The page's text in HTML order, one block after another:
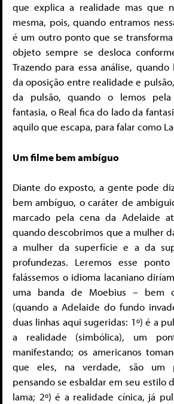
que explica a realidade mas que
mesma, pois, quando entramos
é um outro ponto que se
objeto sempre se desloca
Trazendo para essa análise,
da oposição entre realidade e
da pulsão, quando o lemos
fantasia, o Real fica do lado da
aquilo que escapa, para falar como
Um filme bem ambíguo
Diante do exposto, a gente pode
bem ambíguo, o caráter de
marcado pela cena da Adelaide
quando descobrimos que a mulher
a mulher da superfície e a da
profundezas. Leremos esse
falássemos o idioma lacaniano
uma banda de Moebius – bem
(quando a Adelaide do fundo
duas linhas aqui sugeridas: 1º) é a
a realidade (simbólica), um
manifestando; os americanos
que eles, na verdade, são um
pensando se esbaldar em seu estilo
lama; 2º) é a realidade cínica, já